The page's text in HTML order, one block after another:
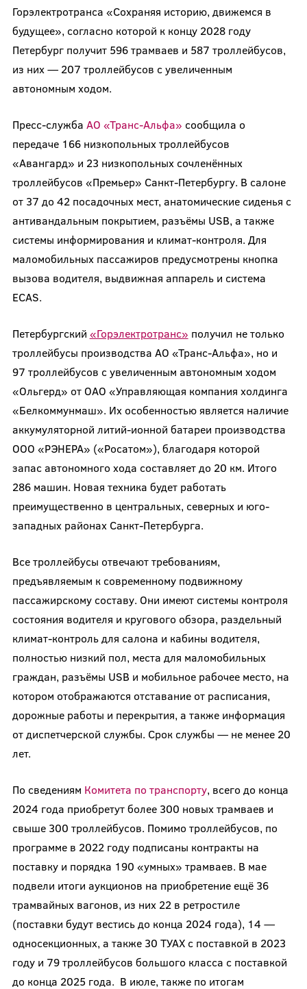
Горэлектротранса «Сохраняя историю, движемся в
будущее», согласно которой к концу 2028 году
Петербург получит 596 трамваев и 587 троллейбусов,
из них — 207 троллейбусов с увеличенным
автономным ходом.
Пресс-служба АО «Транс-Альфа» сообщила о
передаче 166 низкопольных троллейбусов
«Авангард» и 23 низкопольных сочленённых
троллейбусов «Премьер» Санкт-Петербургу. В салоне
от 37 до 42 посадочных мест, анатомические сиденья с
антивандальным покрытием, разъёмы USB, а также
системы информирования и климат-контроля. Для
маломобильных пассажиров предусмотрены кнопка
вызова водителя, выдвижная аппарель и система
ECAS.
Петербургский «Горэлектротранс» получил не только
троллейбусы производства АО «Транс-Альфа», но и
97 троллейбусов с увеличенным автономным ходом
«Ольгерд» от ОАО «Управляющая компания холдинга
«Белкоммунмаш». Их особенностью является наличие
аккумуляторной литий-ионной батареи производства
ООО «РЭНЕРА» («Росатом»), благодаря которой
запас автономного хода составляет до 20 км. Итого
286 машин. Новая техника будет работать
преимущественно в центральных, северных и юго-
западных районах Санкт-Петербурга.
Все троллейбусы отвечают требованиям,
предъявляемым к современному подвижному
пассажирскому составу. Они имеют системы контроля
состояния водителя и кругового обзора, раздельный
климат-контроль для салона и кабины водителя,
полностью низкий пол, места для маломобильных
граждан, разъёмы USB и мобильное рабочее место, на
котором отображаются отставание от расписания,
дорожные работы и перекрытия, а также информация
от диспетчерской службы. Срок службы — не менее 20
лет.
По сведениям Комитета по транспорту, всего до конца
2024 года приобретут более 300 новых трамваев и
свыше 300 троллейбусов. Помимо троллейбусов, по
программе в 2022 году подписаны контракты на
поставку и порядка 190 «умных» трамваев. В мае
подвели итоги аукционов на приобретение ещё 36
трамвайных вагонов, из них 22 в ретростиле
(поставки будут вестись до конца 2024 года), 14 —
односекционных, а также 30 ТУАХ с поставкой в 2023
году и 79 троллейбусов большого класса с поставкой
до конца 2025 года. В июле, также по итогам